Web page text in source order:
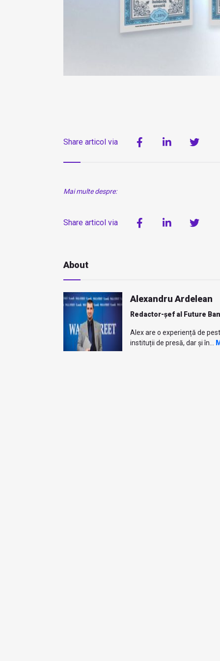
Share articol via
Mai multe despre:
Share articol via
About
Alexandru Ardelean
Redactor-șef al Future
Alex are o experiență de
instituții de presă, dar și în...